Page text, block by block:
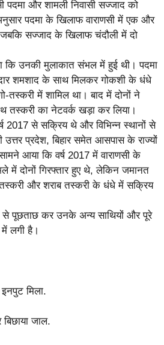
पदमा और शामली निवासी सज्जाद को
पदमा के खिलाफ वाराणसी में एक और
सज्जाद के खिलाफ चंदौली में दो
कि उनकी मुलाकात संभल में हुई थी। पदमा
शमशाद के साथ मिलकर गोकशी के धंधे
तस्करी में शामिल था। बाद में दोनों ने
तस्करी का नेटवर्क खड़ा कर लिया।
2017 से सक्रिय थे और विभिन्न स्थानों से
प्रदेश, बिहार समेत आसपास के राज्यों
आया कि वर्ष 2017 में वाराणसी के
में दोनों गिरफ्तार हुए थे, लेकिन जमानत
और शराब तस्करी के धंधे में सक्रिय
से पूछताछ कर उनके अन्य साथियों और पूरे
लगी है।
मिला.
बिछाया जाल.